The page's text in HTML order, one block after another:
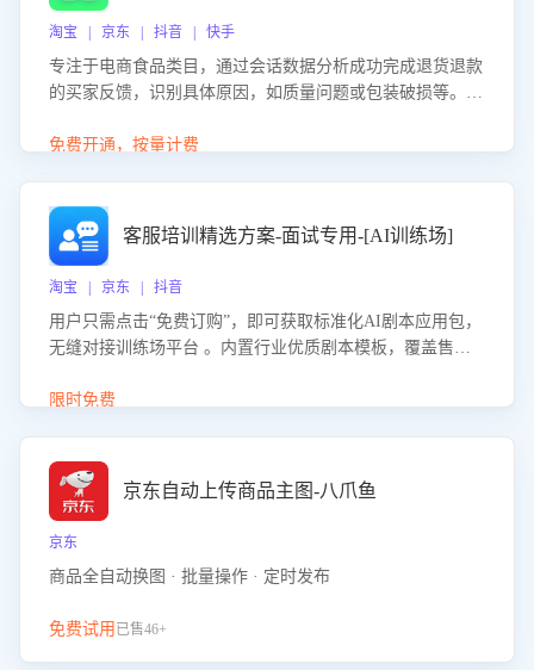
淘宝 | 京东 | 抖音 | 快手
专注于电商食品类目，通过会话数据分析成功完成退货退款
的买家反馈，识别具体原因，如质量问题或包装破损等。结
商家降低退款率，提升售后效率。
免费开通，按量计费
客服培训精选方案-面试专用-[AI训练场]
淘宝 | 京东 | 抖音
用户只需点击“免费订购”，即可获取标准化AI剧本应用包，
无缝对接训练场平台 。内置行业优质剧本模板，覆盖售前
初始化时间，助力企业快速启动智能客服训练
限时免费
京东自动上传商品主图-八爪鱼
京东
商品全自动换图 · 批量操作 · 定时发布
免费试用 已售46+